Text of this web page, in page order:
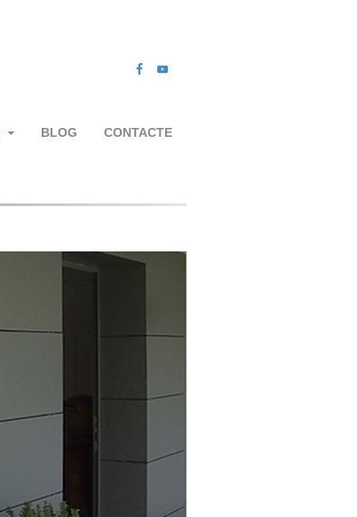
BLOG CONTACTE